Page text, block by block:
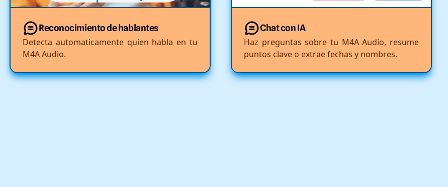
Reconocimiento de hablantes
Detecta automaticamente quien habla en tu
M4A Audio.
Chat con IA
Haz preguntas sobre tu M4A Audio, resume
puntos clave o extrae fechas y nombres.